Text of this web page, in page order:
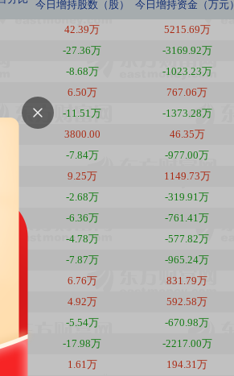
今日 增持股数（股） 今日 增持资金（万元）
42.39万 5215.69万
-27.36万 -3169.92万
-8.68万 -1023.23万
6.50万 767.06万
-11.51万 -1373.28万
3800.00 46.35万
-7.84万 -977.00万
9.25万 1149.73万
-2.68万 -319.91万
-6.36万 -761.41万
-4.78万 -577.82万
-7.87万 -965.24万
6.76万 831.79万
4.92万 592.58万
-5.54万 -670.98万
-17.98万 -2217.00万
1.61万 194.31万